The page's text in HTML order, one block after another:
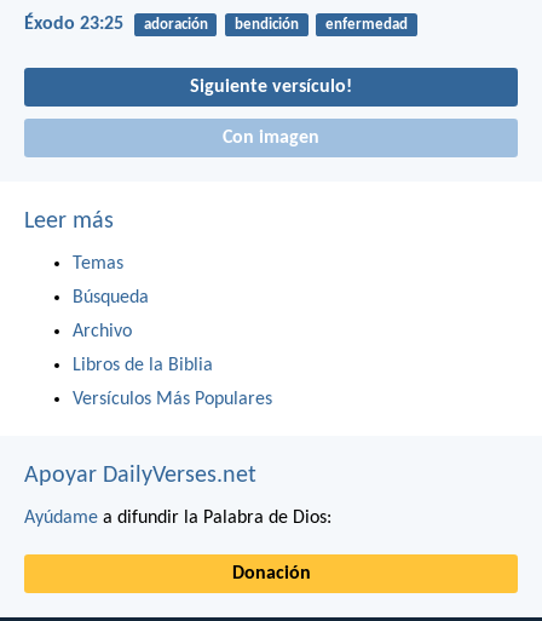
Éxodo 23:25 adoración bendición enfermedad
Siguiente versículo!
Con imagen
Leer más
Temas
Búsqueda
Archivo
Libros de la Biblia
Versículos Más Populares
Apoyar DailyVerses.net
Ayúdame a difundir la Palabra de Dios:
Donación